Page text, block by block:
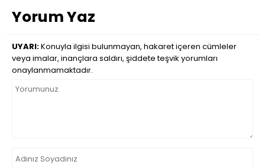
Yorum Yaz
UYARI:Konuyla ilgisi bulunmayan, hakaret içeren cümleler
veya imalar, inançlara saldırı, şiddete teşvik yorumları
onaylanmamaktadır.